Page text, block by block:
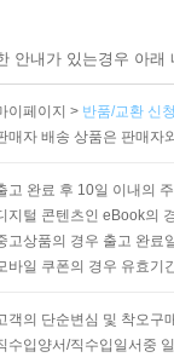
안내가 있는경우 아
이페이지 > 반품/교환 신
매자 배송 상품은 판매자
고 완료 후 10일 이내의
지털 콘텐츠인 eBook의
고상품의 경우 출고 완료
바일 쿠폰의 경우 유효기
객의 단순변심 및 착오구
수입양서/직수입일서중